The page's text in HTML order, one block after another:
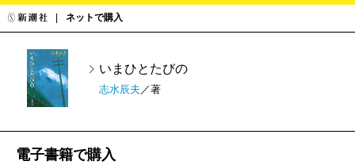
ネットで購入
いまひとたびの
志水辰夫 ／著
電子書籍で購入